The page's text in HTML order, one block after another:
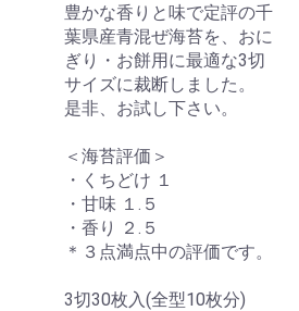
豊かな香りと味で定評の千
葉県産青混ぜ海苔を、おに
ぎり・お餅用に最適な3切
サイズに裁断しました。
是非、お試し下さい。
＜海苔評価＞
・くちどけ １
・甘味 １.５
・香り ２.５
＊３点満点中の評価です。
3切30枚入(全型10枚分)